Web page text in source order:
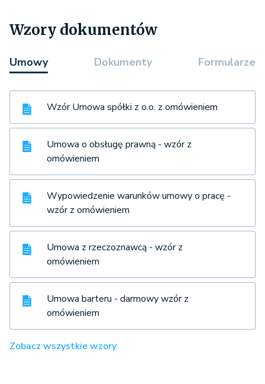
Wzory dokumentów
Umowy Dokumenty Formularze
Wzór Umowa spółki z o.o. z omówieniem
Umowa o obsługę prawną - wzór z
omówieniem
Wypowiedzenie warunków umowy o pracę -
wzór z omówieniem
Umowa z rzeczoznawcą - wzór z
omówieniem
Umowa barteru - darmowy wzór z
omówieniem
Zobacz wszystkie wzory